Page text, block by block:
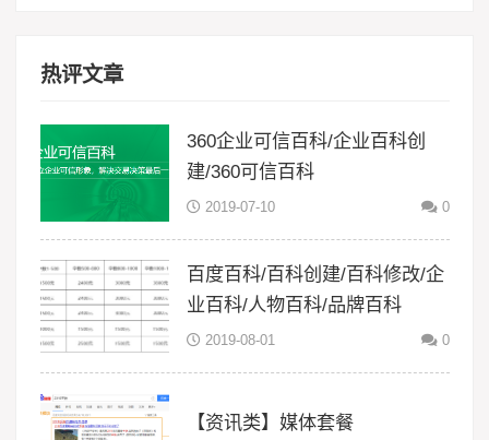
热评文章
360企业可信百科/企业百科创
建/360可信百科
2019-07-10 0
百度百科/百科创建/百科修改/企
业百科/人物百科/品牌百科
2019-08-01 0
【资讯类】媒体套餐